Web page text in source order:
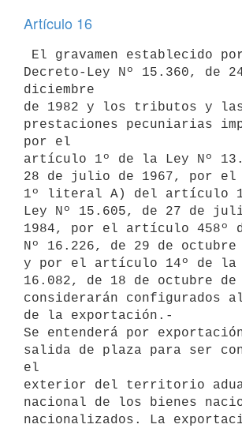
Artículo 16
Decreto-Ley Nº 15.360, de
diciembre
de 1982 y los tributos y
prestaciones pecuniarias
por el
artículo 1º de la Ley Nº
28 de julio de 1967, por el
1º literal A) del artículo
Ley Nº 15.605, de 27 de
1984, por el artículo 458º
Nº 16.226, de 29 de octubre
y por el artículo 14º de la
16.082, de 18 de octubre de
considerarán configurados al
de la exportación.-
Se entenderá por
salida de plaza para ser
el
exterior del territorio
nacional de los bienes
nacionalizados. La